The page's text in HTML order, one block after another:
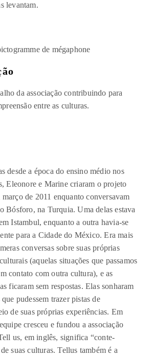
levantam.
da associação contribuindo para
entre as culturas.
desde a época do ensino médio nos
Eleonore e Marine criaram o projeto
de 2011 enquanto conversavam
Bósforo, na Turquia. Uma delas estava
Istambul, enquanto a outra havia-se
para a Cidade do México. Era mais
conversas sobre suas próprias
(aquelas situações que passamos
contato com outra cultura), e as
ficaram sem respostas. Elas sonharam
pudessem trazer pistas de
de suas próprias experiências. Em
cresceu e fundou a associação
us, em inglês, significa “conte-
suas culturas. Tellus também é a